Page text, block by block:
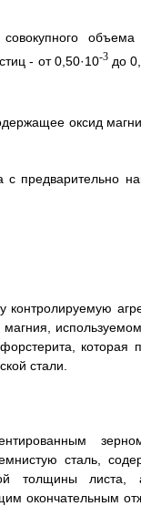
- от 0,50·10-3до
оксид
с предварительно
которая
стали.
сталь,
толщины листа,
окончательным